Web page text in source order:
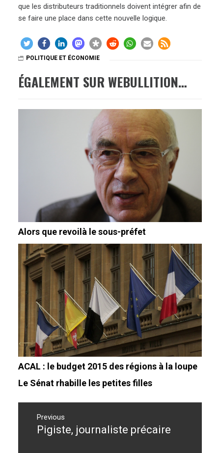
que les distributeurs traditionnels doivent intégrer afin de
se faire une place dans cette nouvelle logique.
POLITIQUE ET ÉCONOMIE
ÉGALEMENT SUR WEBULLITION…
Alors que revoilà le sous-préfet
ACAL : le budget 2015 des régions à la loupe
Le Sénat rhabille les petites filles
Navigation
l’article
Previous
Previous
Pigiste, journaliste précaire